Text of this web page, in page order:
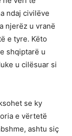
ndaj civilëve
njerëz u vranë
e tyre. Këto
shqiptarë u
u cilësuar si
se ky
e vërtetë
ashtu siç